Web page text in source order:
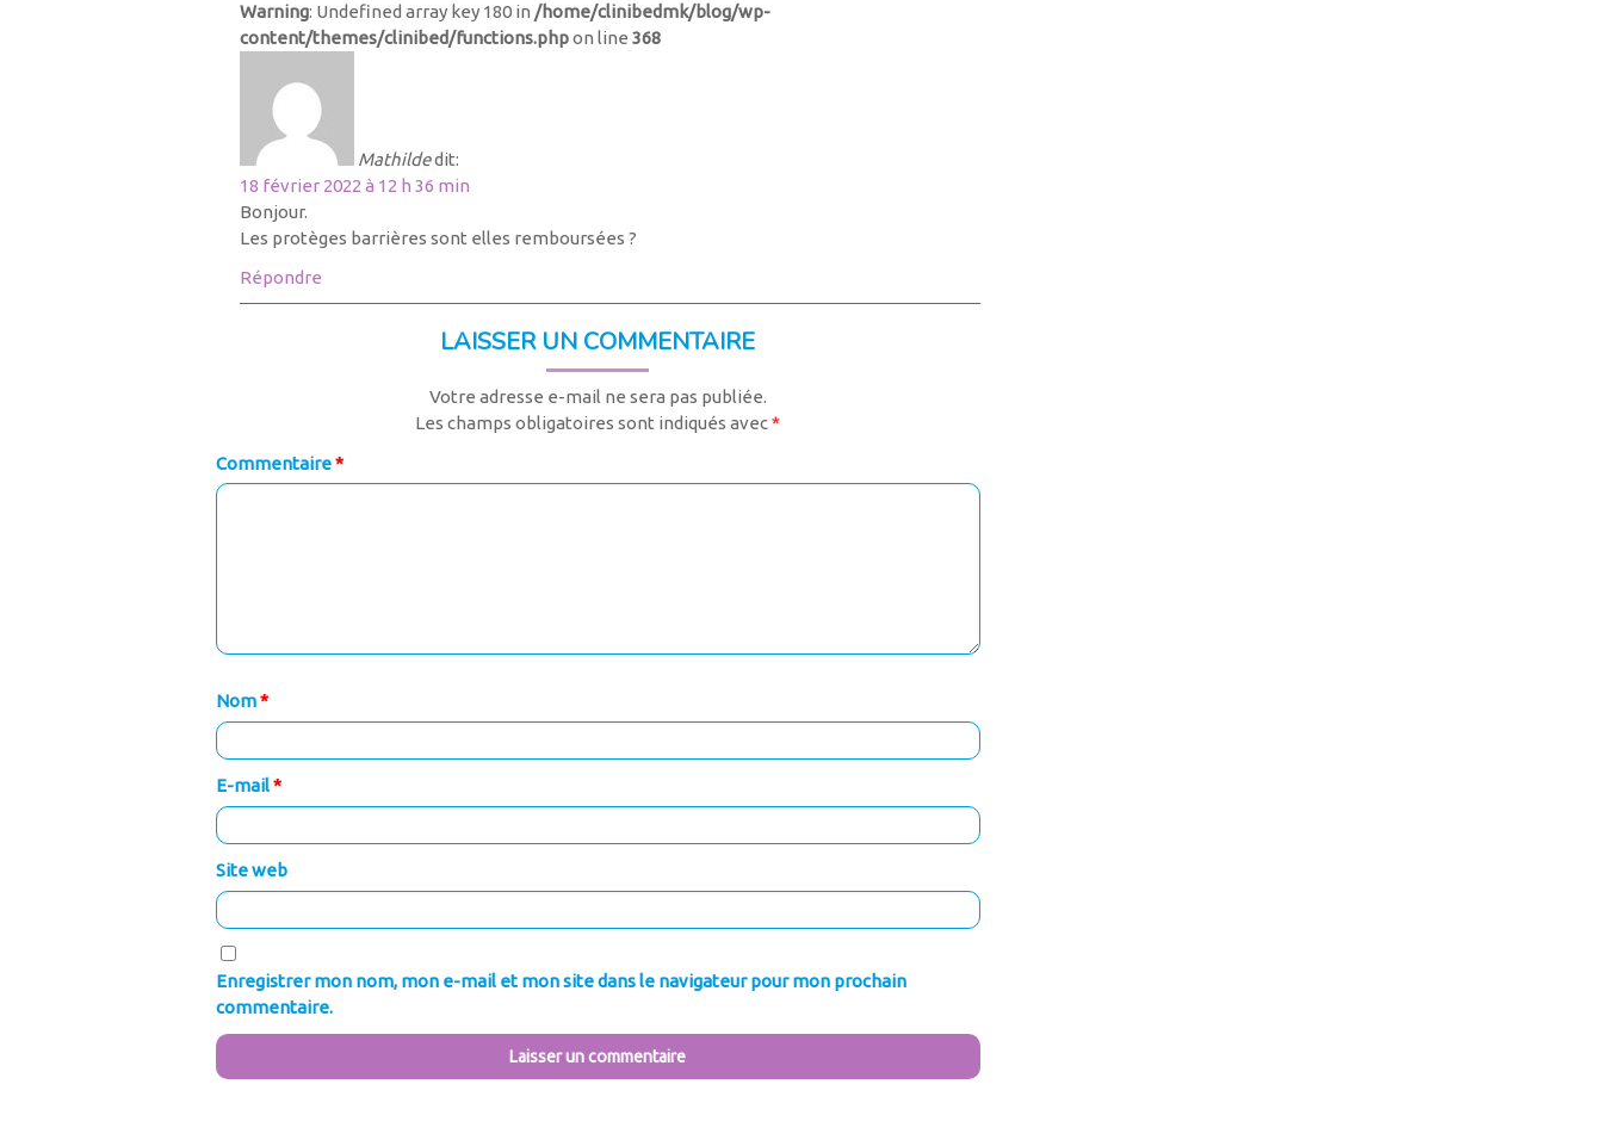
Warning: Undefined array key 180 in /home/clinibedmk/blog/wp-
content/themes/clinibed/functions.phpon line 368
Mathilde dit:
18 février 2022 à 12 h 36 min
Bonjour.
Les protèges barrières sont elles remboursées ?
Répondre
LAISSER UN COMMENTAIRE
Votre adresse e-mail ne sera pas publiée.
Les champs obligatoires sont indiqués avec*
Commentaire*
Nom*
E-mail*
Site web
Enregistrer mon nom, mon e-mail et mon site dans le navigateur pour mon prochain
commentaire.